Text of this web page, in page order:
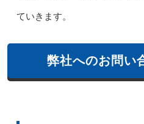
ていきます。
弊社へのお問い